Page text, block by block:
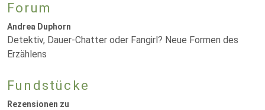
Forum
Andrea Duphorn
Detektiv, Dauer-Chatter oder Fangirl? Neue Formen des
Erzählens
Fundstücke
Rezensionen zu